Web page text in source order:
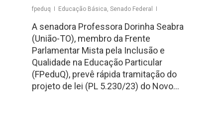
fpeduq Educação Básica, Senado Federal
A senadora Professora Dorinha Seabra
(União-TO), membro da Frente
Parlamentar Mista pela Inclusão e
Qualidade na Educação Particular
(FPeduQ), prevê rápida tramitação do
projeto de lei (PL 5.230/23) do Novo…